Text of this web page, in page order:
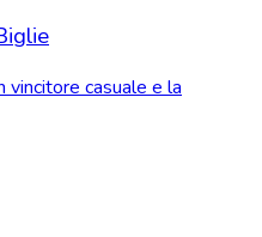
vincitore casuale e la